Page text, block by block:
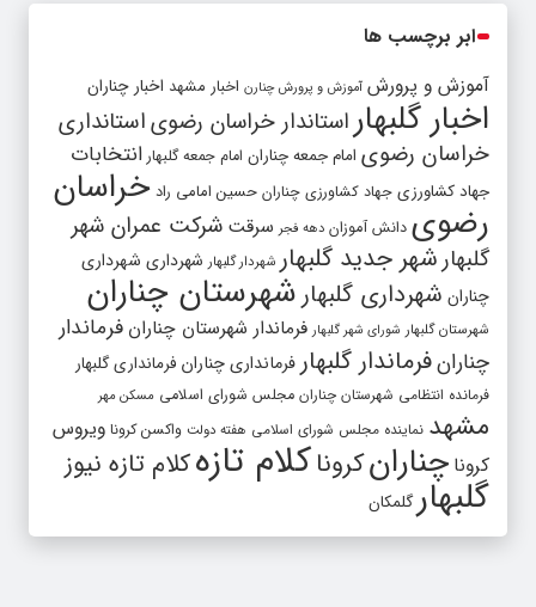
ابر برچسب ها
آموزش و پرورش آموزش و پرورش چنارن اخبار مشهد اخبار چناران
اخبار گلبهاراستاندار خراسان رضویاستانداری
خراسان رضوی امام جمعه چناران امام جمعه گلبهار انتخابات
جهاد کشاورزی جهاد کشاورزی چناران حسین امامی راد خراسان
رضوی دانش آموزان دهه فجر سرقت شرکت عمران شهر
گلبهارشهر جدید گلبهار شهردار گلبهار شهرداری شهرداری
چناران شهرداری گلبهارشهرستان چناران
شهرستان گلبهار شورای شهر گلبهار فرماندار شهرستان چناران فرماندار
چنارانفرماندار گلبهارفرمانداری چناران فرمانداری گلبهار
فرمانده انتظامی شهرستان چناران مجلس شورای اسلامی مسکن مهر
مشهد نماینده مجلس شورای اسلامی هفته دولت واکسن کرونا ویروس
کرونا چنارانکروناکلام تازهکلام تازه نیوز
گلبهارگلمکان